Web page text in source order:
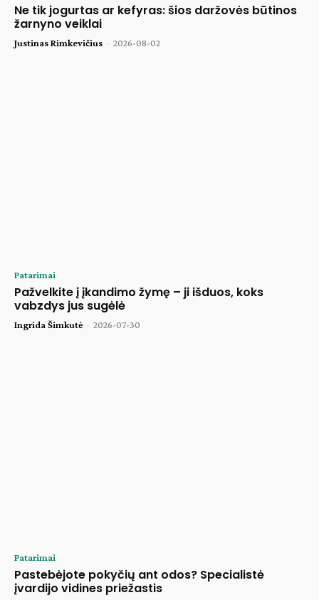
Ne tik jogurtas ar kefyras: šios daržovės būtinos
žarnyno veiklai
Justinas Rimkevičius - 2026-08-02
Patarimai
Pažvelkite į įkandimo žymę – ji išduos, koks
vabzdys jus sugėlė
Ingrida Šimkutė - 2026-07-30
Patarimai
Pastebėjote pokyčių ant odos? Specialistė
įvardijo vidines priežastis